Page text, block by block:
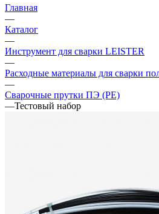
Главная
—
Каталог
—
Инструмент для сварки LEISTER
—
Расходные материалы для сварки
—
Сварочные прутки ПЭ (PE)
—Тестовый набор